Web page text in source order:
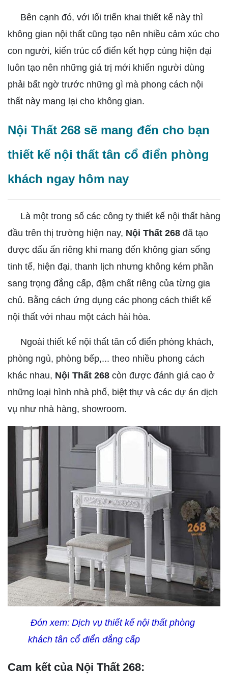
Bên cạnh đó, với lối triển khai thiết kế này thì
không gian nội thất cũng tạo nên nhiều cảm xúc cho
con người, kiến trúc cổ điển kết hợp cùng hiện đại
luôn tạo nên những giá trị mới khiến người dùng
phải bất ngờ trước những gì mà phong cách nội
thất này mang lại cho không gian.
Nội Thất 268 sẽ mang đến cho bạn
thiết kế nội thất tân cổ điển phòng
khách ngay hôm nay
Là một trong số các công ty thiết kế nội thất hàng
đầu trên thị trường hiện nay, Nội Thất 268 đã tạo
được dấu ấn riêng khi mang đến không gian sống
tinh tế, hiện đại, thanh lịch nhưng không kém phần
sang trọng đẳng cấp, đậm chất riêng của từng gia
chủ. Bằng cách ứng dụng các phong cách thiết kế
nội thất với nhau một cách hài hòa.
Ngoài thiết kế nội thất tân cổ điển phòng khách,
phòng ngủ, phòng bếp,... theo nhiều phong cách
khác nhau, Nội Thất 268 còn được đánh giá cao ở
những loại hình nhà phố, biệt thự và các dự án dịch
vụ như nhà hàng, showroom.
Đón xem: Dịch vụ thiết kế nội thất phòng
khách tân cổ điển đẳng cấp
Cam kết của Nội Thất 268: